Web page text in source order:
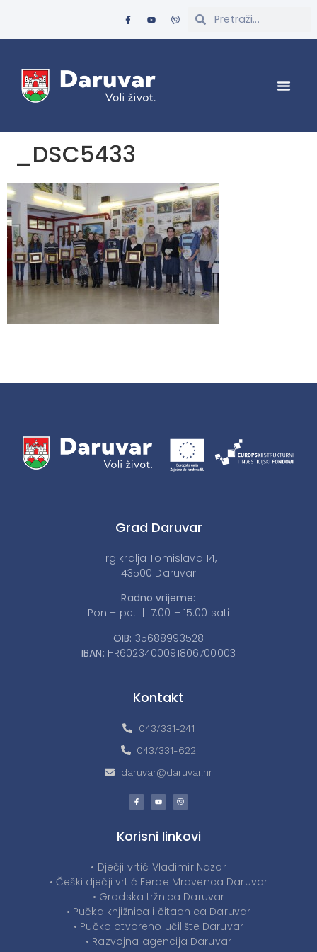
_DSC5433
Grad Daruvar
Trg kralja Tomislava 14,
43500 Daruvar
Radno vrijeme:
Pon – pet | 7:00 – 15:00 sati
OIB: 35688993528
IBAN: HR6023400091806700003
Kontakt
043/331-241
043/331-622
daruvar@daruvar.hr
Korisni linkovi
• Dječji vrtić Vladimir Nazor
• Češki dječji vrtić Ferde Mravenca Daruvar
• Gradska tržnica Daruvar
• Pučka knjižnica i čitaonica Daruvar
• Pučko otvoreno učilište Daruvar
• Razvojna agencija Daruvar